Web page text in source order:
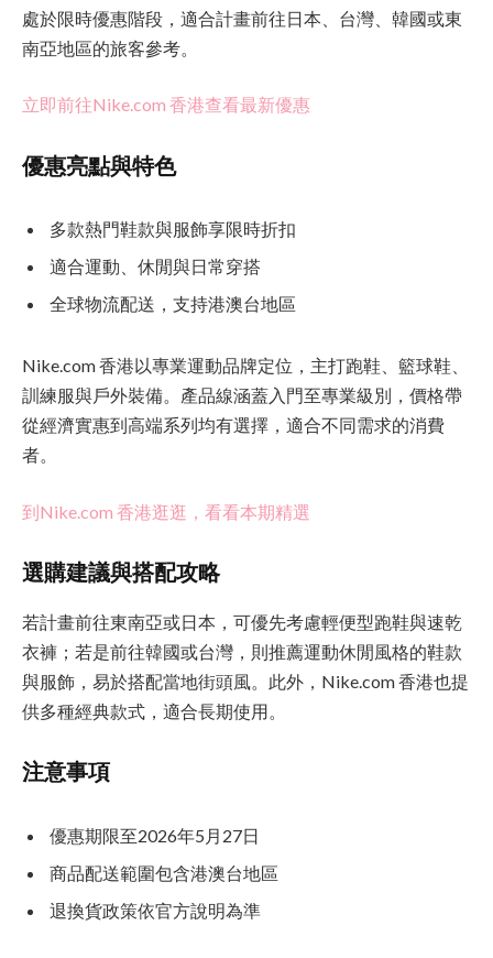
處於限時優惠階段，適合計畫前往日本、台灣、韓國或東
南亞地區的旅客參考。
立即前往Nike.com 香港查看最新優惠
優惠亮點與特色
多款熱門鞋款與服飾享限時折扣
適合運動、休閒與日常穿搭
全球物流配送，支持港澳台地區
Nike.com 香港以專業運動品牌定位，主打跑鞋、籃球鞋、
訓練服與戶外裝備。產品線涵蓋入門至專業級別，價格帶
從經濟實惠到高端系列均有選擇，適合不同需求的消費
者。
到Nike.com 香港逛逛，看看本期精選
選購建議與搭配攻略
若計畫前往東南亞或日本，可優先考慮輕便型跑鞋與速乾
衣褲；若是前往韓國或台灣，則推薦運動休閒風格的鞋款
與服飾，易於搭配當地街頭風。此外，Nike.com 香港也提
供多種經典款式，適合長期使用。
注意事項
優惠期限至2026年5月27日
商品配送範圍包含港澳台地區
退換貨政策依官方說明為準